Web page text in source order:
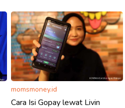
momsmoney.id
Cara Isi Gopay lewat Livin